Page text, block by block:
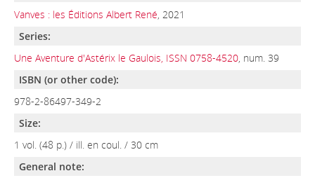
Vanves : les Éditions Albert René, 2021
Series:
Une Aventure d'Astérix le Gaulois, ISSN 0758-4520, num. 39
ISBN (or other code):
978-2-86497-349-2
Size:
1 vol. (48 p.) / ill. en coul. / 30 cm
General note: